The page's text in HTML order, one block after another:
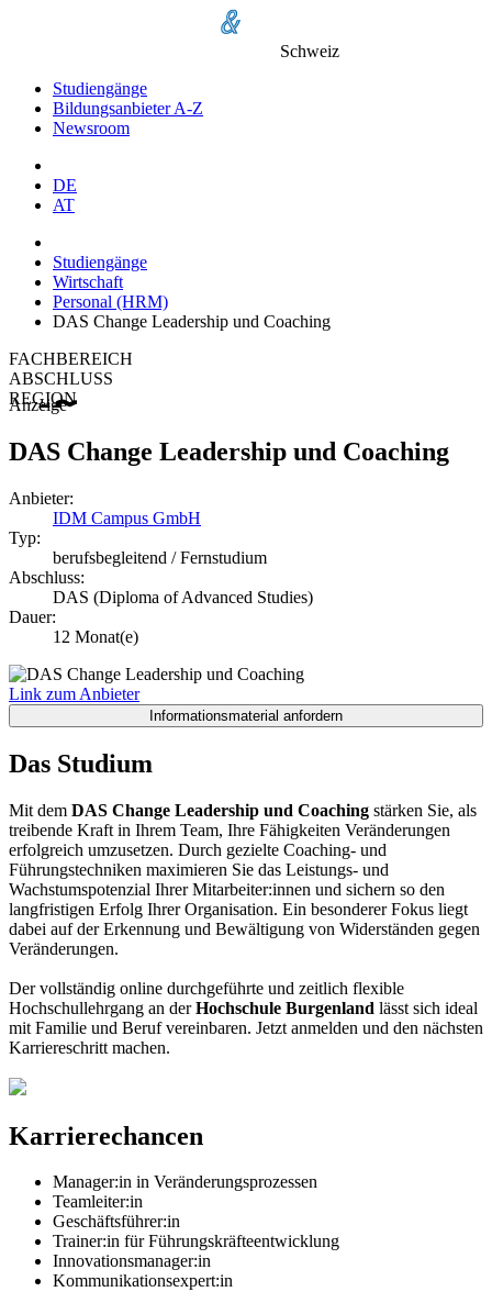
Schweiz
Studiengänge
Bildungsanbieter A-Z
Newsroom
DE
AT
Studiengänge
Wirtschaft
Personal (HRM)
DAS Change Leadership und Coaching
FACHBEREICH
ABSCHLUSS
REGION
Anzeige
DAS Change Leadership und Coaching
Anbieter:
IDM Campus GmbH
Typ:
berufsbegleitend / Fernstudium
Abschluss:
DAS (Diploma of Advanced Studies)
Dauer:
12 Monat(e)
Link zum Anbieter
Das Studium
Mit dem DAS Change Leadership und Coaching stärken Sie, als
treibende Kraft in Ihrem Team, Ihre Fähigkeiten Veränderungen
erfolgreich umzusetzen. Durch gezielte Coaching- und
Führungstechniken maximieren Sie das Leistungs- und
Wachstumspotenzial Ihrer Mitarbeiter:innen und sichern so den
langfristigen Erfolg Ihrer Organisation. Ein besonderer Fokus liegt
dabei auf der Erkennung und Bewältigung von Widerständen gegen
Veränderungen.
Der vollständig online durchgeführte und zeitlich flexible
Hochschullehrgang an derHochschule Burgenland lässt sich ideal
mit Familie und Beruf vereinbaren. Jetzt anmelden und den nächsten
Karriereschritt machen.
Karrierechancen
Manager:in in Veränderungsprozessen
Teamleiter:in
Geschäftsführer:in
Trainer:in für Führungskräfteentwicklung
Innovationsmanager:in
Kommunikationsexpert:in